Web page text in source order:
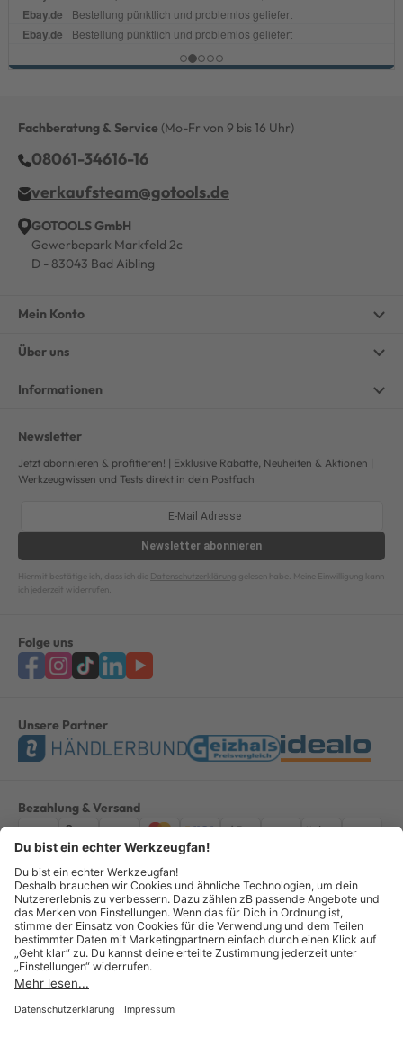
Fachberatung & Service (Mo-Fr von 9 bis 16 Uhr)
08061-34616-16
verkaufsteam@gotools.de
GOTOOLS GmbH
Gewerbepark Markfeld 2c
D - 83043 Bad Aibling
Mein Konto
Über uns
Informationen
Newsletter
Jetzt abonnieren & profitieren! | Exklusive Rabatte, Neuheiten & Aktionen |
Werkzeugwissen und Tests direkt in dein Postfach
Newsletter abonnieren
Hiermit bestätige ich, dass ich die Datenschutzerklärung gelesen habe. Meine Einwilligung kann
ich jederzeit widerrufen.
Folge uns
Unsere Partner
Bezahlung & Versand
ImpressumAGBDatenschutzWiderruf Vertrag widerrufen
Alle Preise verstehen sich inkl. ges. MwSt. *Kostenloser Versand innerhalb
Deutschlands, bei Bestellungen ab 100,00 Euro.
© Copyright 2026 GOTOOLS GmbH - Alle Rechte vorbehalten. powered by
createyourtemplate